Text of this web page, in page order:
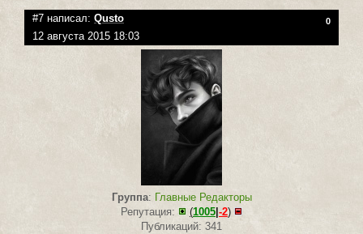
#7 написал: Qusto 0
12 августа 2015 18:03
Группа: Главные Редакторы
Репутация:
(1005 -2)
Публикаций: 341